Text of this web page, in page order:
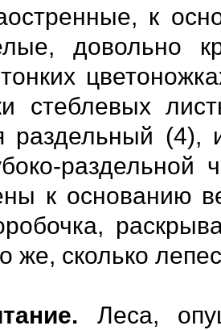
к
довольно
стеблевых
раздельный (4),
раздельной
к основанию
же, сколько
Леса,